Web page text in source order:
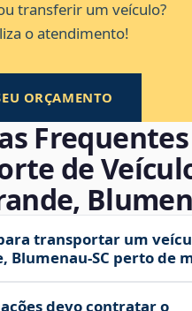
transferir um veículo?
o atendimento!
ORÇAMENTO
de
transportar um
Blumenau‑SC perto de
devo contratar o